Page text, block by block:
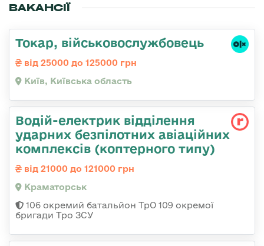
ВАКАНСІЇ
Токар, військовослужбовець
від 25000 до 125000 грн
Київ, Київська область
Водій-електрик відділення
ударних безпілотних авіаційних
комплексів (коптерного типу)
від 21000 до 121000 грн
Краматорськ
106 окремий батальйон ТрО 109 окремої
бригади Тро ЗСУ